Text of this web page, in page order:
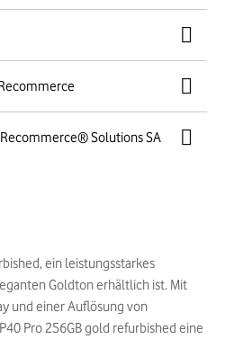
Solutions SA
ein leistungsstarkes
Goldton erhältlich ist. Mit
und einer Auflösung von
Pro 256GB gold refurbished eine